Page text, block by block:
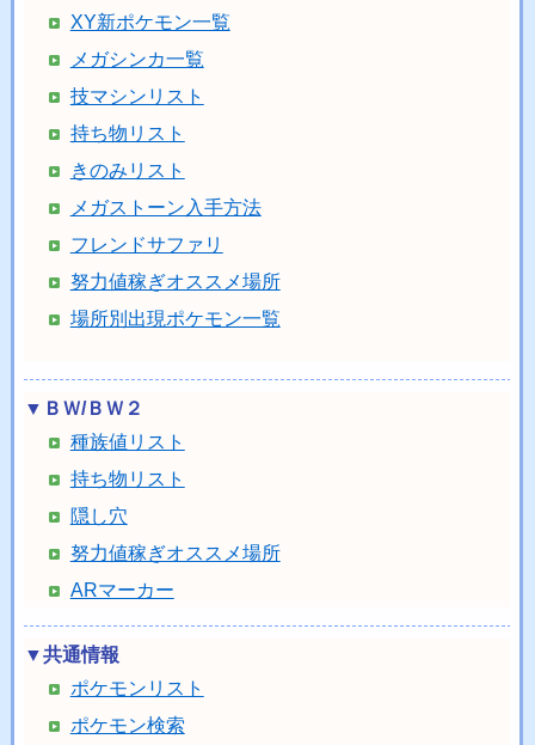
XY新ポケモン一覧
メガシンカ一覧
技マシンリスト
持ち物リスト
きのみリスト
メガストーン入手方法
フレンドサファリ
努力値稼ぎオススメ場所
場所別出現ポケモン一覧
▼ＢＷ/ＢＷ２
種族値リスト
持ち物リスト
隠し穴
努力値稼ぎオススメ場所
ARマーカー
▼共通情報
ポケモンリスト
ポケモン検索